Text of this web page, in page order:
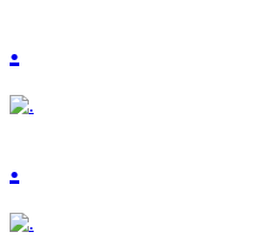
.
.